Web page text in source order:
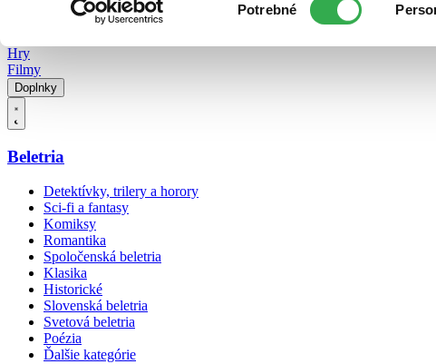
súhlasu
Potrebné
Hry
Filmy
Doplnky
Beletria
Detektívky, trilery a horory
Sci-fi a fantasy
Komiksy
Romantika
Spoločenská beletria
Klasika
Historické
Slovenská beletria
Svetová beletria
Poézia
Ďalšie kategórie